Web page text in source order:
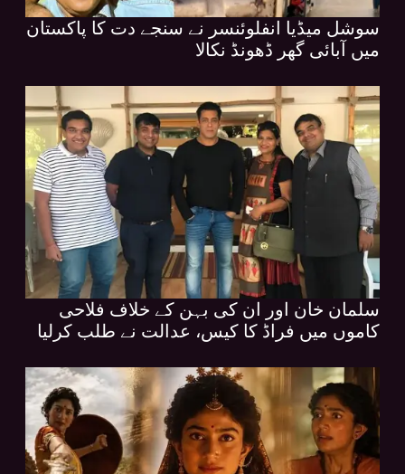
سوشل میڈیا انفلوئنسر نے سنجے دت کا پاکستان
میں آبائی گھر ڈھونڈ نکالا
سلمان خان اور ان کی بہن کے خلاف فلاحی
کاموں میں فراڈ کا کیس، عدالت نے طلب کرلیا